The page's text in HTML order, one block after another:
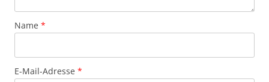
Name *
E-Mail-Adresse *